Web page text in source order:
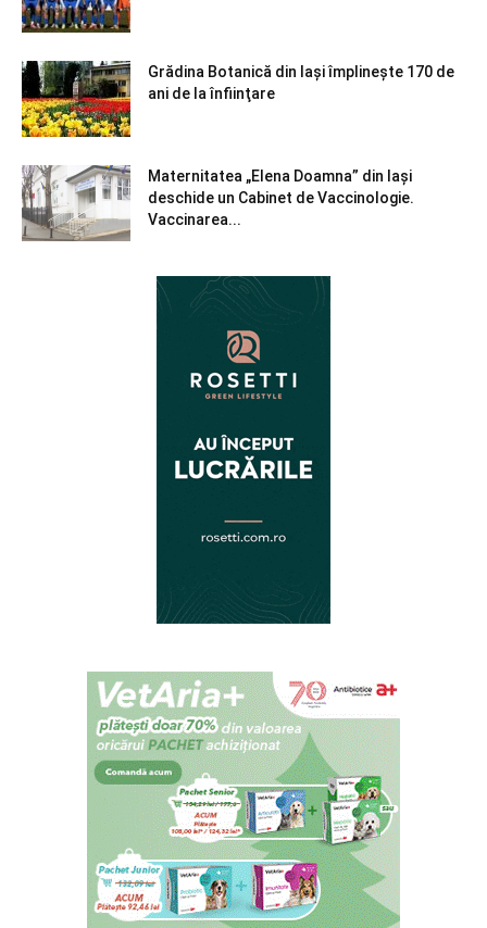
Grădina Botanică din Iaşi împlineşte 170 de
ani de la înfiinţare
Maternitatea „Elena Doamna” din Iași
deschide un Cabinet de Vaccinologie.
Vaccinarea...